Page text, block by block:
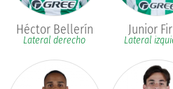
Héctor Bellerín
Lateral derecho
Junior
Lateral